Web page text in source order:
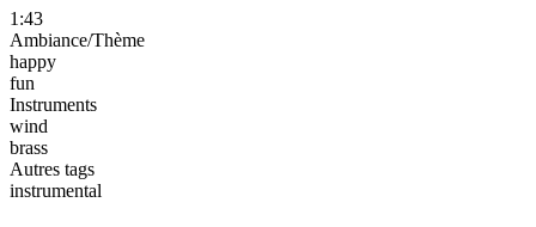
1:43
Ambiance/Thème
happy
fun
Instruments
wind
brass
Autres tags
instrumental